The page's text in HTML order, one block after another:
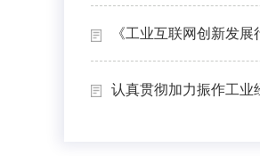
《工业互联网创新发展
认真贯彻加力振作工业